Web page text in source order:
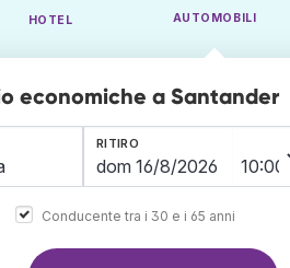
HOTEL AUTOMOBILI
economiche a Santander
RITIRO
Conducente tra i 30 e i 65 anni